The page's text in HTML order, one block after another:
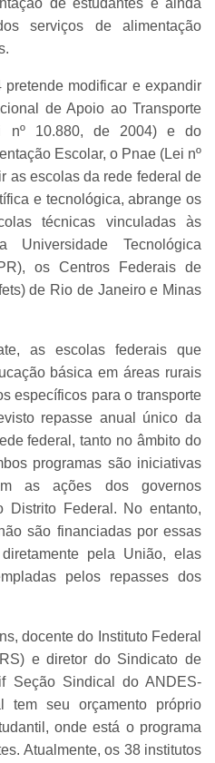
serviços de alimentação
modificar e expandir
de Apoio ao Transporte
nº 10.880, de 2004) e do
Escolar, o Pnae (Lei nº
as escolas da rede federal de
e tecnológica, abrange os
técnicas vinculadas às
Universidade Tecnológica
os Centros Federais de
de Rio de Janeiro e Minas
as escolas federais que
básica em áreas rurais
específicos para o transporte
repasse anual único da
federal, tanto no âmbito do
programas são iniciativas
as ações dos governos
Distrito Federal. No entanto,
são financiadas por essas
pela União, elas
pelos repasses dos
docente do Instituto Federal
e diretor do Sindicato de
Seção Sindical do ANDES-
tem seu orçamento próprio
onde está o programa
Atualmente, os 38 institutos